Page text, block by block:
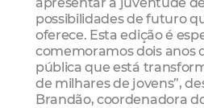
possibilidades de futuro
oferece. Esta edição é
comemoramos dois anos
pública que está
de milhares de jovens”,
Brandão, coordenadora